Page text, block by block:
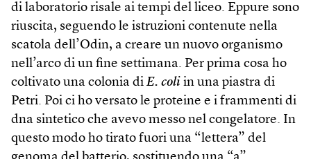
di laboratorio risale ai tempi del liceo. Eppure sono
riuscita, seguendo le istruzioni contenute nella
scatola dell’Odin, a creare un nuovo organismo
nell’arco di un fine settimana. Per prima cosa ho
coltivato una colonia di E. coli in una piastra di
Petri. Poi ci ho versato le proteine e i frammenti di
dna sintetico che avevo messo nel congelatore. In
questo modo ho tirato fuori una “lettera” del